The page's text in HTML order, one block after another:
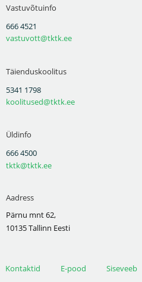
Vastuvõtuinfo
666 4521
vastuvott@tktk.ee
Täienduskoolitus
5341 1798
koolitused@tktk.ee
Üldinfo
666 4500
tktk@tktk.ee
Aadress
Pärnu mnt 62,
10135 Tallinn Eesti
Kontaktid E-pood Siseveeb